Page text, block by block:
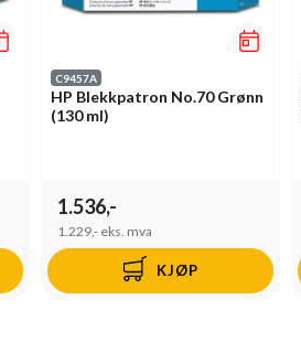
C9457A
HP Blekkpatron No.70 Grønn
(130 ml)
1.536,-
1.229,- eks. mva
KJØP